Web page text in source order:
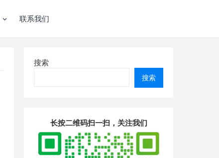
联系我们
搜索
搜索
长按二维码扫一扫，关注我们